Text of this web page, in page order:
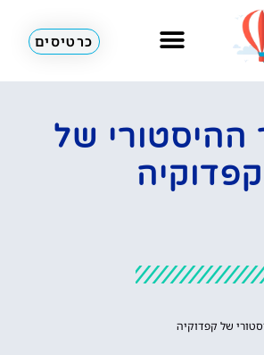
כרטיסים
ההיסטורי של
קפדוקיה
של קפדוקיה